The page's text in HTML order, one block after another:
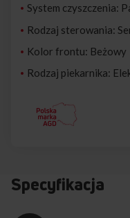
System czyszczenia:
Rodzaj sterowania:
Kolor frontu: Beżowy
Rodzaj piekarnika:
Specyfikacja